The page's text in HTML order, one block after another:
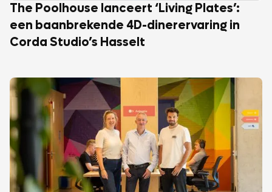
The Poolhouse lanceert ‘Living Plates’:
een baanbrekende 4D-dinerervaring in
Corda Studio’s Hasselt